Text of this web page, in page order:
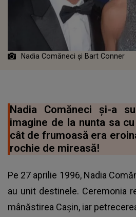
Nadia Comăneci și Bart Conner
Nadia Comăneci și-a
imagine de la nunta sa
cât de frumoasă era
rochie de mireasă!
Pe 27 aprilie 1996, Nadia
au unit destinele. Ceremonia
mânăstirea Cașin, iar